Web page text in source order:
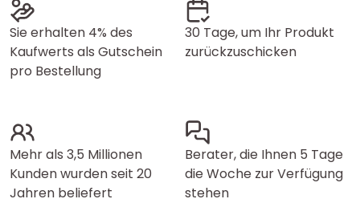
Sie erhalten 4% des
Kaufwerts als Gutschein
pro Bestellung
30 Tage, um Ihr Produkt
zurückzuschicken
Mehr als 3,5 Millionen
Kunden wurden seit 20
Jahren beliefert
Berater, die Ihnen 5 Tage
die Woche zur Verfügung
stehen